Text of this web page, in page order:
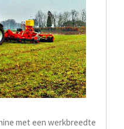
met een werkbreedte